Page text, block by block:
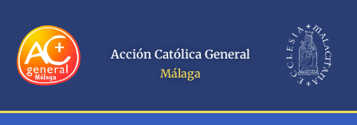
contenido
Acción Católica General
Málaga